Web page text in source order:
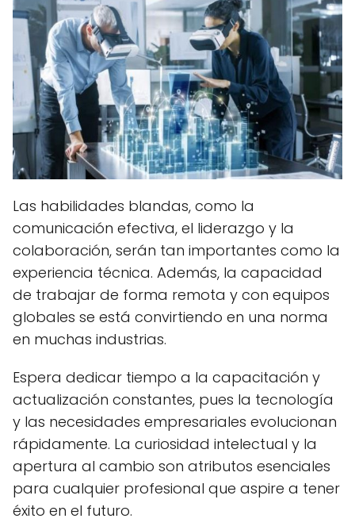
Las habilidades blandas, como la
comunicación efectiva, el liderazgo y la
colaboración, serán tan importantes como la
experiencia técnica. Además, la capacidad
de trabajar de forma remota y con equipos
globales se está convirtiendo en una norma
en muchas industrias.
Espera dedicar tiempo a la capacitación y
actualización constantes, pues la tecnología
y las necesidades empresariales evolucionan
rápidamente. La curiosidad intelectual y la
apertura al cambio son atributos esenciales
para cualquier profesional que aspire a tener
éxito en el futuro.